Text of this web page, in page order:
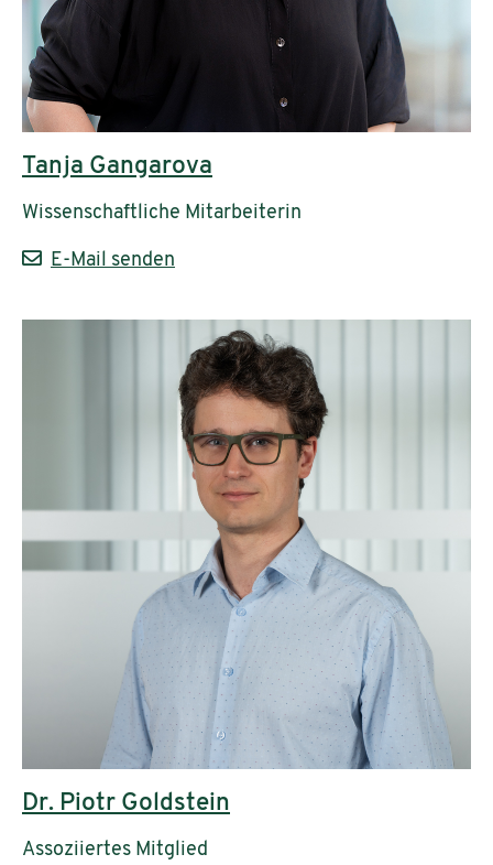
Tanja Gangarova
Wissenschaftliche Mitarbeiterin
E-Mail senden
Dr. Piotr Goldstein
Assoziiertes Mitglied